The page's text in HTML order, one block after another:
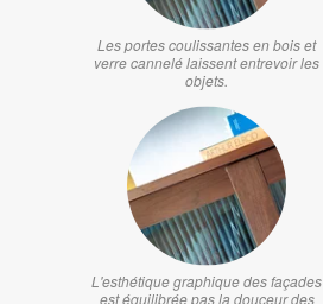
Les portes coulissantes en bois et
verre cannelé laissent entrevoir les
objets.
L'esthétique graphique des façades
est équilibrée pas la douceur des